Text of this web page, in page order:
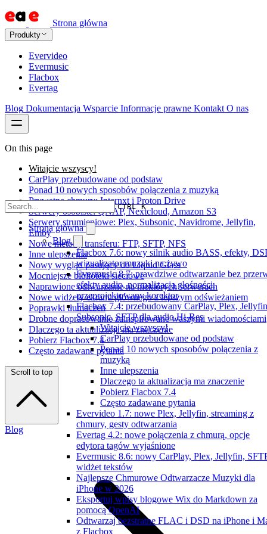
Strona główna
Produkty
Evervideo
Evermusic
Flacbox
Evertag
Blog Dokumentacja Wsparcie Informacje prawne Kontakt O nas
CTRL K
Strona główna
Blog
Flacbox 7.6: nowy silnik audio BASS, efekty,
wizualizator muzyki na żywo
Evermusic 8.7: prawdziwe odtwarzanie bez
efekty audio, normalizacja głośności,
przeprojektowany korektor
Flacbox 7.4: przebudowany CarPlay, Plex,
Subsonic, SFTP dla audio Hi-Res
Witajcie wszyscy!
CarPlay przebudowane od podstaw
Ponad 10 nowych sposobów połączenia z
muzyką
Inne ulepszenia
Dlaczego ta aktualizacja ma znaczenie
Pobierz Flacbox 7.4
Często zadawane pytania
Evervideo 1.7: nowe Plex, Jellyfin, streaming z
chmury, gesty odtwarzania
Evertag 4.2: nowe połączenia z chmurą, opcje
edytora tagów wyjaśnione
Evermusic 8.6: nowy CarPlay, Plex, Jellyfin,
widżet tekstów
Najlepsze Chmurowe Odtwarzacze Muzyki dla
iPhone w 2026
Eksportuj wpisy blogowe Wix do Markdown za
pomocą OpenAI
Odtwarzaj bezstratne FLAC i DSD na iPhone i
z Flacbox
On this page
Witajcie wszyscy!
CarPlay przebudowane od podstaw
Ponad 10 nowych sposobów połączenia z muzyką
Prywatne chmury: Internxt i Proton Drive
Serwery osobiste: QNAP, Nextcloud, Amazon S3
Serwery strumieniowe: Plex, Subsonic, Navidrome, Jellyfin,
Emby
Nowe metody transferu: FTP, SFTP, NFS
Inne ulepszenia
Nowy wygląd pasujący do Liquid Glass
Mocniejsze biblioteki sieciowe
Naprawione odtwarzanie na niektórych serwerach
Nowe widżety ekranu głównego z lepszym odświeżaniem
Poprawki tłumaczeń
Drobne dopracowanie zainspirowane waszymi wiadomościami
Dlaczego ta aktualizacja ma znaczenie
Pobierz Flacbox 7.4
Często zadawane pytania
Scroll to top
Blog